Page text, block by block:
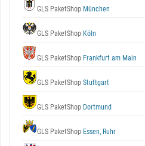
GLS PaketShop München
GLS PaketShop Köln
GLS PaketShop Frankfurt am Main
GLS PaketShop Stuttgart
GLS PaketShop Dortmund
GLS PaketShop Essen, Ruhr